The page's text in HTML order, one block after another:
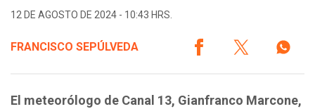
12 DE AGOSTO DE 2024 - 10:43 HRS.
FRANCISCO SEPÚLVEDA
El meteorólogo de Canal 13, Gianfranco Marcone,